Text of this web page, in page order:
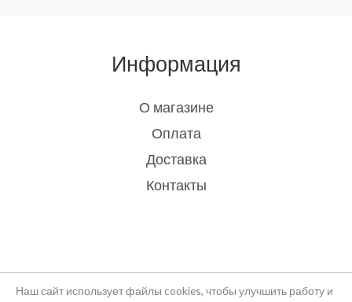
Информация
О магазине
Оплата
Доставка
Контакты
Наш сайт использует файлы cookies, чтобы улучшить работу и